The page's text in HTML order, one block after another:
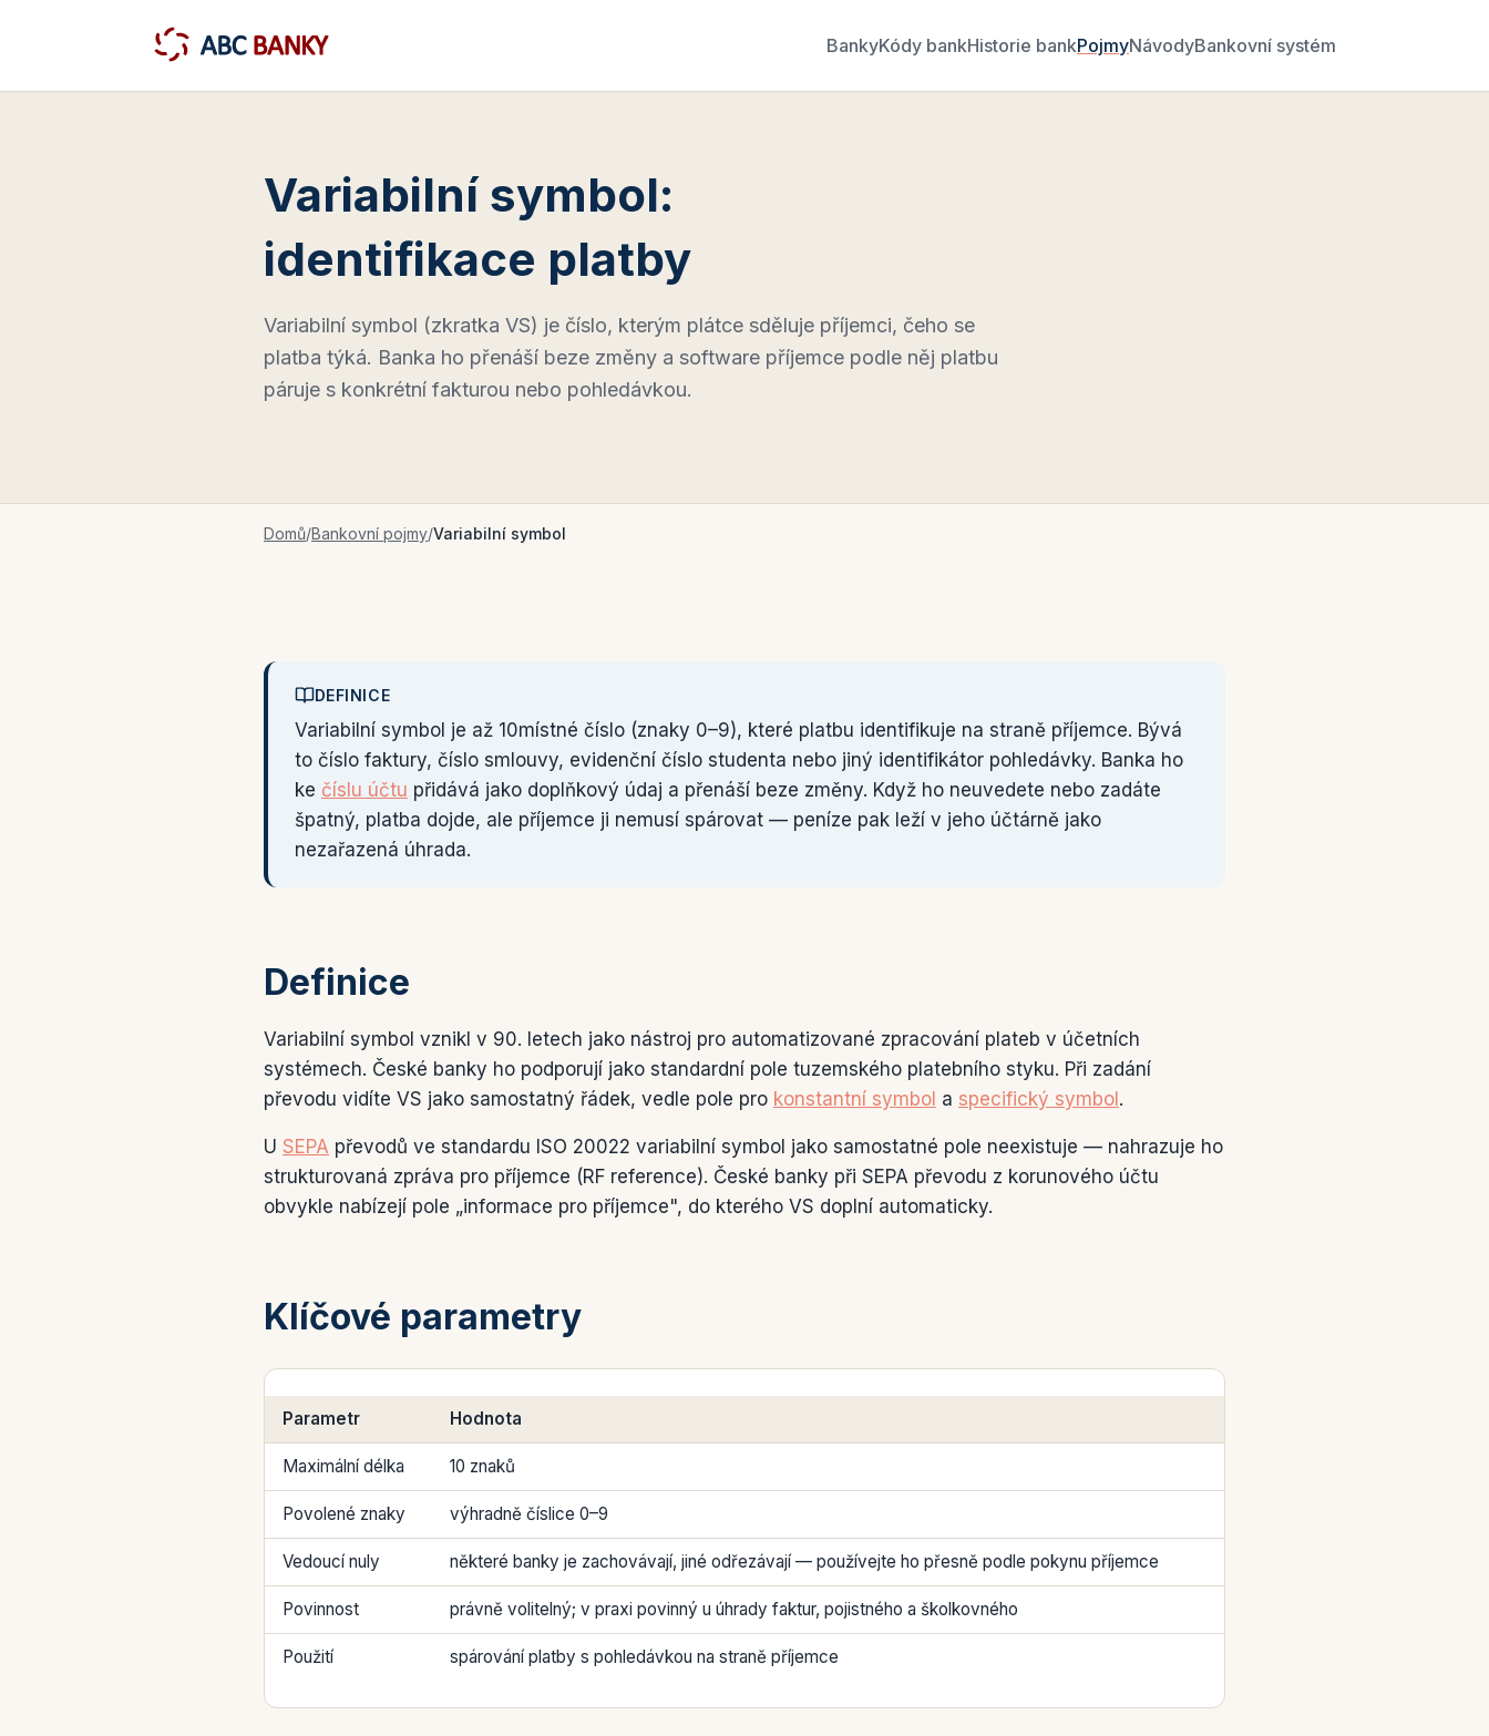
BankyKódy bankHistorie bankPojmyNávodyBankovní systém
Variabilní symbol:
identifikace platby
Variabilní symbol (zkratka VS) je číslo, kterým plátce sděluje příjemci, čeho se
platba týká. Banka ho přenáší beze změny a software příjemce podle něj platbu
páruje s konkrétní fakturou nebo pohledávkou.
Domů/Bankovní pojmy/Variabilní symbol
DEFINICE
Variabilní symbol je až 10místné číslo (znaky 0–9), které platbu identifikuje na straně příjemce. Bývá
to číslo faktury, číslo smlouvy, evidenční číslo studenta nebo jiný identifikátor pohledávky. Banka ho
ke číslu účtu přidává jako doplňkový údaj a přenáší beze změny. Když ho neuvedete nebo zadáte
špatný, platba dojde, ale příjemce ji nemusí spárovat — peníze pak leží v jeho účtárně jako
nezařazená úhrada.
Definice
Variabilní symbol vznikl v 90. letech jako nástroj pro automatizované zpracování plateb v účetních
systémech. České banky ho podporují jako standardní pole tuzemského platebního styku. Při zadání
převodu vidíte VS jako samostatný řádek, vedle pole pro konstantní symbol a specifický symbol .
U SEPA převodů ve standardu ISO 20022 variabilní symbol jako samostatné pole neexistuje — nahrazuje ho
strukturovaná zpráva pro příjemce (RF reference). České banky při SEPA převodu z korunového účtu
obvykle nabízejí pole „informace pro příjemce", do kterého VS doplní automaticky.
Klíčové parametry
Parametr Hodnota
Maximální délka 10 znaků
Povolené znaky výhradně číslice 0–9
Vedoucí nuly některé banky je zachovávají, jiné odřezávají — používejte ho přesně podle pokynu příjemce
Povinnost právně volitelný; v praxi povinný u úhrady faktur, pojistného a školkovného
Použití spárování platby s pohledávkou na straně příjemce